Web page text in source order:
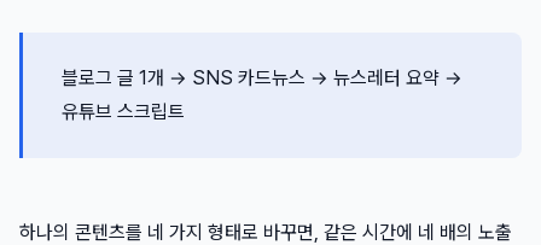
블로그 글 1개 → SNS 카드뉴스 → 뉴스레터 요약 →
유튜브 스크립트
하나의 콘텐츠를 네 가지 형태로 바꾸면, 같은 시간에 네 배의 노출